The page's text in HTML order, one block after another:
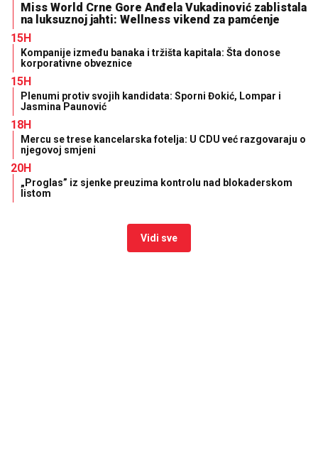
Miss World Crne Gore Anđela Vukadinović zablistala
na luksuznoj jahti: Wellness vikend za pamćenje
15H
Kompanije između banaka i tržišta kapitala: Šta donose
korporativne obveznice
15H
Plenumi protiv svojih kandidata: Sporni Đokić, Lompar i
Jasmina Paunović
18H
Mercu se trese kancelarska fotelja: U CDU već razgovaraju o
njegovoj smjeni
20H
„Proglas” iz sjenke preuzima kontrolu nad blokaderskom
listom
Vidi sve